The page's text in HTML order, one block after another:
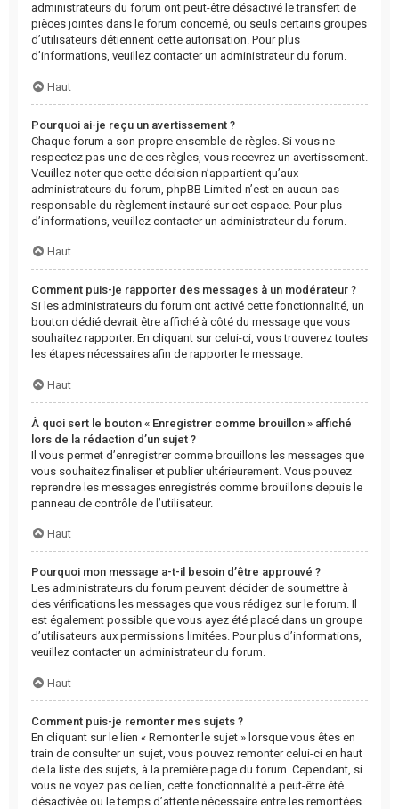
administrateurs du forum ont peut-être désactivé le transfert de
pièces jointes dans le forum concerné, ou seuls certains groupes
d’utilisateurs détiennent cette autorisation. Pour plus
d’informations, veuillez contacter un administrateur du forum.
Haut
Pourquoi ai-je reçu un avertissement ?
Chaque forum a son propre ensemble de règles. Si vous ne
respectez pas une de ces règles, vous recevrez un avertissement.
Veuillez noter que cette décision n’appartient qu’aux
administrateurs du forum, phpBB Limited n’est en aucun cas
responsable du règlement instauré sur cet espace. Pour plus
d’informations, veuillez contacter un administrateur du forum.
Haut
Comment puis-je rapporter des messages à un modérateur ?
Si les administrateurs du forum ont activé cette fonctionnalité, un
bouton dédié devrait être affiché à côté du message que vous
souhaitez rapporter. En cliquant sur celui-ci, vous trouverez toutes
les étapes nécessaires afin de rapporter le message.
Haut
À quoi sert le bouton « Enregistrer comme brouillon » affiché
lors de la rédaction d’un sujet ?
Il vous permet d’enregistrer comme brouillons les messages que
vous souhaitez finaliser et publier ultérieurement. Vous pouvez
reprendre les messages enregistrés comme brouillons depuis le
panneau de contrôle de l’utilisateur.
Haut
Pourquoi mon message a-t-il besoin d’être approuvé ?
Les administrateurs du forum peuvent décider de soumettre à
des vérifications les messages que vous rédigez sur le forum. Il
est également possible que vous ayez été placé dans un groupe
d’utilisateurs aux permissions limitées. Pour plus d’informations,
veuillez contacter un administrateur du forum.
Haut
Comment puis-je remonter mes sujets ?
En cliquant sur le lien « Remonter le sujet » lorsque vous êtes en
train de consulter un sujet, vous pouvez remonter celui-ci en haut
de la liste des sujets, à la première page du forum. Cependant, si
vous ne voyez pas ce lien, cette fonctionnalité a peut-être été
désactivée ou le temps d’attente nécessaire entre les remontées